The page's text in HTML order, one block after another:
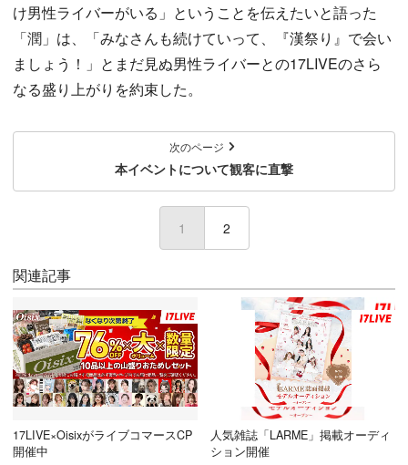
け男性ライバーがいる」ということを伝えたいと語った
「潤」は、「みなさんも続けていって、『漢祭り』で会い
ましょう！」とまだ見ぬ男性ライバーとの17LIVEのさら
なる盛り上がりを約束した。
次のページ
本イベントについて観客に直撃
1 (current)
2
関連記事
17LIVE×OisixがライブコマースCP
開催中
人気雑誌「LARME」掲載オーディ
ション開催